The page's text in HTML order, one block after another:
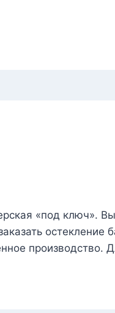
«под ключ».
остекление
производство.